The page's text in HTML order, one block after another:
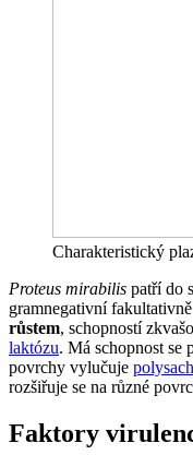
Charakteristický
Proteus mirabilis patří do
gramnegativní
růstem, schopností
laktózu. Má schopnost se
povrchy vylučuje
rozšiřuje se na různé
Faktory